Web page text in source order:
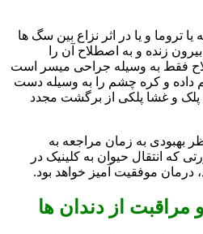
تروما و یا در اثر نزاع بین سگ ها
زنده و به اصطلاح آن را
فقط به وسیله جراحی میسر است
داده و کره چشم را به وسیله دست
پلک و غشا پلکی از برگشت مجدد
بهبودی به زمان مراجعه به
که انتقال حیوان به کلینیک در
درمان موفقیت آمیز خواهد بود.
و مراقبت از دندان ها